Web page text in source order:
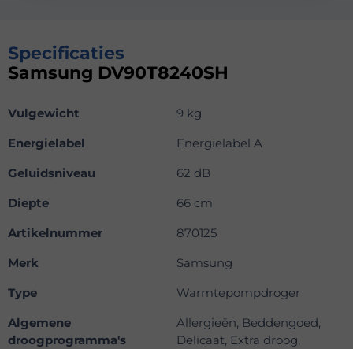
Specificaties
Samsung DV90T8240SH
Vulgewicht
9 kg
Energielabel
Energielabel A
Geluidsniveau
62 dB
Diepte
66 cm
Artikelnummer
870125
Merk
Samsung
Type
Warmtepompdroger
Algemene
droogprogramma's
Allergieën, Beddengoed,
Delicaat, Extra droog,